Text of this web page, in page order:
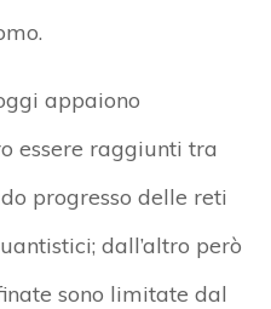
appaiono
essere raggiunti tra
progresso delle reti
dall’altro però
sono limitate dal